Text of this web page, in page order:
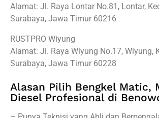
Alamat: Jl. Raya Lontar No.81, Lontar,
Surabaya, Jawa Timur 60216
RUSTPRO Wiyung
Alamat: Jl. Raya Wiyung No.17, Wiyung,
Surabaya, Jawa Timur 60228
Alasan Pilih Bengkel Matic,
Diesel Profesional di